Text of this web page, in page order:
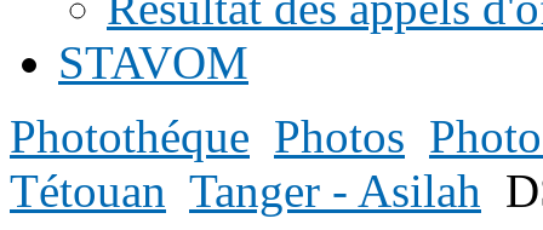
STAVOM
Photothéque Photos
Tétouan Tanger - Asilah